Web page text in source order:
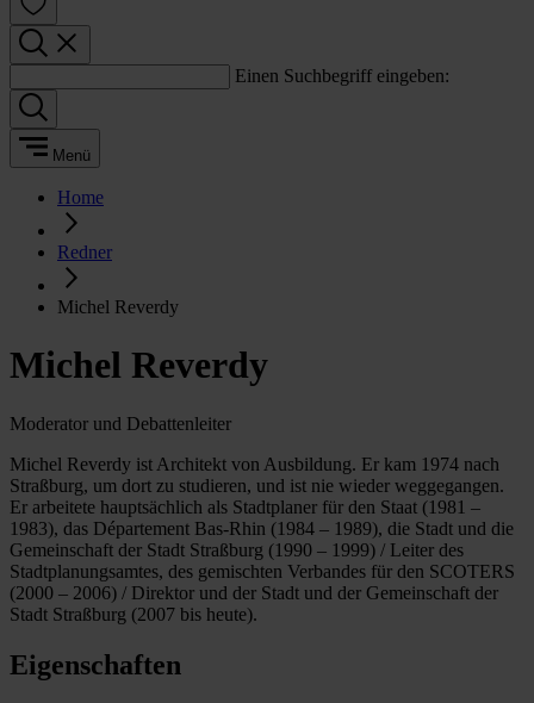
Einen Suchbegriff eingeben:
Menü
Home
Redner
Michel Reverdy
Michel Reverdy
Moderator und Debattenleiter
Michel Reverdy ist Architekt von Ausbildung. Er kam 1974 nach
Straßburg, um dort zu studieren, und ist nie wieder weggegangen.
Er arbeitete hauptsächlich als Stadtplaner für den Staat (1981 –
1983), das Département Bas-Rhin (1984 – 1989), die Stadt und die
Gemeinschaft der Stadt Straßburg (1990 – 1999) / Leiter des
Stadtplanungsamtes, des gemischten Verbandes für den SCOTERS
(2000 – 2006) / Direktor und der Stadt und der Gemeinschaft der
Stadt Straßburg (2007 bis heute).
Eigenschaften